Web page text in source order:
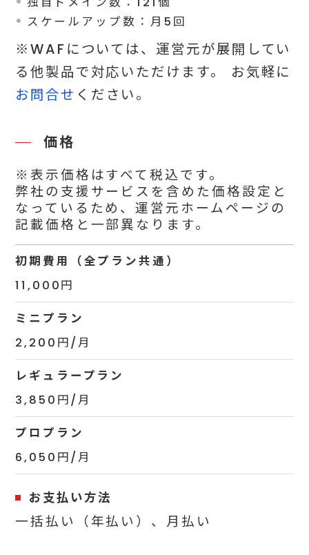
スケールアップ数：月5回
※WAFについては、運営元が展開してい
る他製品で対応いただけます。 お気軽に
お問合せ ください。
価格
※表示価格はすべて税込です。
弊社の支援サービスを含めた価格設定と
なっているため、運営元ホームページの
記載価格と一部異なります。
初期費用（全プラン共通）
11,000円
ミニプラン
2,200円/月
レギュラープラン
3,850円/月
プロプラン
6,050円/月
お支払い方法
一括払い（年払い）、月払い